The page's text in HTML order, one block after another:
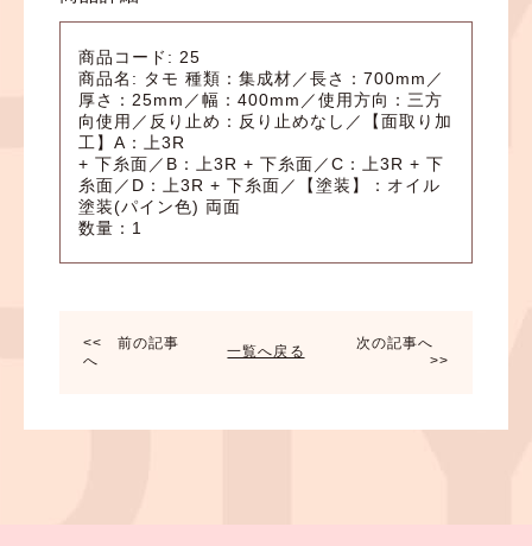
商品コード: 25
商品名: タモ 種類：集成材／長さ：700mm／
厚さ：25mm／幅：400mm／使用方向：三方
向使用／反り止め：反り止めなし／【面取り加
工】A：上3R
+ 下糸面／B：上3R + 下糸面／C：上3R + 下
糸面／D：上3R + 下糸面／【塗装】：オイル
塗装(パイン色) 両面
数量：1
<< 前の記事
へ
一覧へ戻る
次の記事へ
>>